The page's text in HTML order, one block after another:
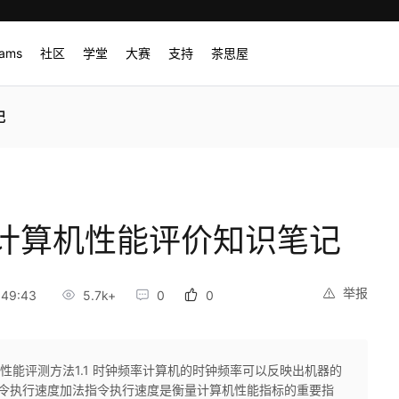
社区 学堂 大赛 支持 茶思屋
算机性能评价知识笔记
举报
5.7k+ 0 0
测方法1.1 时钟频率计算机的时钟频率可以反映出机器的
执行速度加法指令执行速度是衡量计算机性能指标的重要指